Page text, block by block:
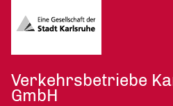
Verkehrsbetriebe
GmbH